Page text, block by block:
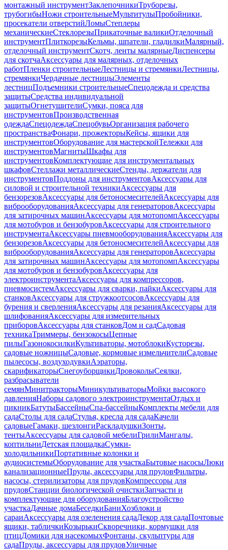
монтажный инструментЗаклепочникиТруборезы,
трубогибыНожи строительныеМультитулыПробойники,
просекатели отверстийЛомыСтеплеры
механическиеСтеклорезыПрикаточные валикиОтделочный
инструментПлиткорезыКельмы, шпатели, гладилкиМалярный,
отделочный инструментСкотч, ленты малярныеДиспенсеры
для скотчаАксессуары для малярных, отделочных
работПленки строительныеЛестницы и стремянкиЛестницы,
стремянкиЧердачные лестницыЭлементы
лестницПодъемники строительныеСпецодежда и средства
защитыСредства индивидуальной
защитыОгнетушителиСумки, пояса для
инструментовПроизводственная
одеждаСпецодеждаСпецобувьОрганизация рабочего
пространстваФонари, прожекторыКейсы, ящики для
инструментовОборудование для мастерскойТележки для
инструментовМагнитыШкафы для
инструментовКомплектующие для инструментальных
шкафовСтеллажи металлическиеСтенды, держатели для
инструментовПоддоны для инструментовАксессуары для
силовой и строительной техникиАксессуары для
бензорезовАксессуары для бетоносмесителейАксессуары для
виброоборудованияАксессуары для генераторовАксессуары
для затирочных машинАксессуары для мотопомпАксессуары
для мотобуров и бензобуровАксессуары для строительного
инструментаАксессуары пневмооборудованияАксессуары для
бензорезовАксессуары для бетоносмесителейАксессуары для
виброоборудованияАксессуары для генераторовАксессуары
для затирочных машинАксессуары для мотопомпАксессуары
для мотобуров и бензобуровАксессуары для
электроинструментаАксессуары для компрессоров,
пневмосистемАксессуары для сварки, пайкиАксессуары для
станковАксессуары для стружкоотсосовАксессуары для
бурения и сверленияАксессуары для резанияАксессуары для
шлифованияАксессуары для измерительных
приборовАксессуары для станковДом и садСадовая
техникаТриммеры, бензокосыЦепные
пилыГазонокосилкиКультиваторы, мотоблокиКусторезы,
садовые ножницыСадовые, кормовые измельчителиСадовые
пылесосы, воздуходувкиАэраторы,
скарификаторыСнегоуборщикиДровоколыСеялки,
разбрасыватели
семянМинитракторыМиникультиваторыМойки высокого
давленияНаборы садового электроинструментаОтдых и
пикникБатутыБассейныСпа-бассейныКомплекты мебели для
садаСтолы для садаСтулья, кресла для садаКачели
садовыеГамаки, шезлонгиРаскладушкиЗонты,
тентыАксессуары для садовой мебелиГрилиМангалы,
коптильниДетская площадкаСумки-
холодильникиПортативные колонки и
аудиосистемыОборудование для участкаБытовые насосыЛюки
канализационныеПруды, аксессуары для прудовФильтры,
насосы, стерилизаторы для прудовКомпрессоры для
прудовСтанции биологической очисткиЗапчасти и
комплектующие для оборудованияБлагоустройство
участкаДачные домаБеседкиБаниХозблоки и
сараиАксессуары для озеленения садаДекор для садаПочтовые
ящики, табличкиКозырькиСкворечники, кормушки для
птицДомики для насекомыхФонтаны, скульптуры для
садаПруды, аксессуары для прудовУличные